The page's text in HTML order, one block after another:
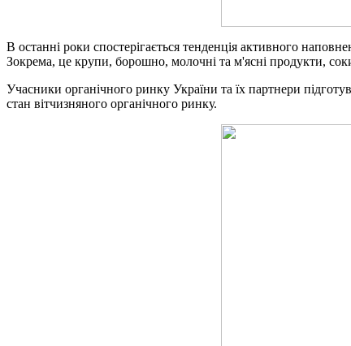
В останні роки спостерігається тенденція активного
Зокрема, це крупи, борошно, молочні та м'ясні продукти,
Учасники органічного ринку України та їх партнери
стан вітчизняного органічного ринку.